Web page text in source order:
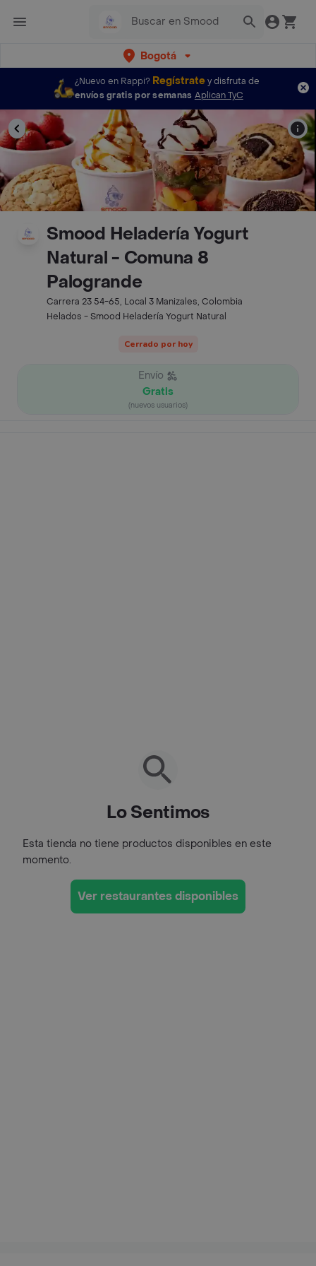
Bogotá
¿Nuevo en Rappi? Regístratey disfruta de
envíos gratis por semanas Aplican TyC
Smood Heladería Yogurt
Natural - Comuna 8
Palogrande
Carrera 23 54-65, Local 3 Manizales, Colombia
Helados - Smood Heladería Yogurt Natural
Cerrado por hoy
Envío
Gratis
(nuevos usuarios)
Lo Sentimos
Esta tienda no tiene productos disponibles en este
momento.
Ver restaurantes disponibles